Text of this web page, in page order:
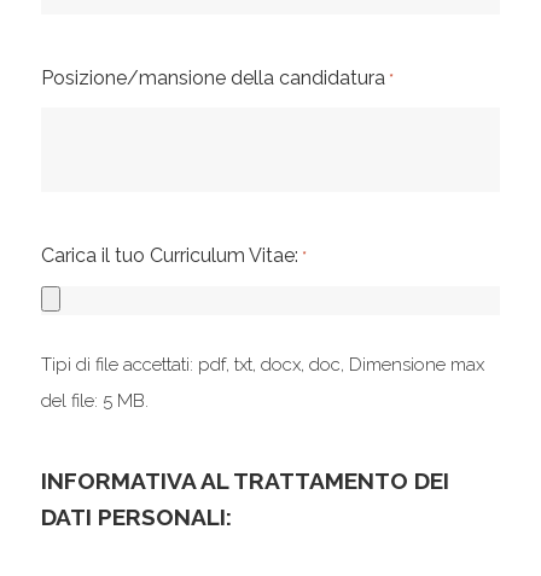
Posizione/mansione della candidatura *
Carica il tuo Curriculum Vitae: *
Tipi di file accettati: pdf, txt, docx, doc, Dimensione max
del file: 5 MB.
INFORMATIVA AL TRATTAMENTO DEI
DATI PERSONALI: